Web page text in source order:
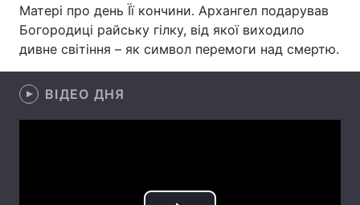
Спорт Наука
Техно і зв'язок Лайт
Зброя
Регіони
Матері про день Її кончини. Архангел подарував
Богородиці райську гілку, від якої виходило
дивне світіння – як символ перемоги над смертю.
ВІДЕО ДНЯ